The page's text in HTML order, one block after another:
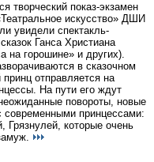
творческий показ-экзамен
искусство» ДШИ
увидели спектакль-
Ганса Христиана
на горошине» и других).
в сказочном
отправляется на
На пути его ждут
повороты, новые
современными принцессами:
Грязнулей, которые очень